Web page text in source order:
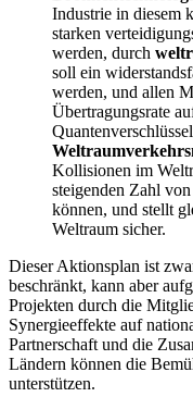
Industrie in diesem
starken
werden, durch
soll ein
werden, und allen
Übertragungsrate
Kollisionen im
steigenden Zahl
können, und stellt
Weltraum sicher.
Dieser Aktionsplan ist
beschränkt, kann aber
Projekten durch die
Synergieeffekte auf
Partnerschaft und die
Ländern können die
unterstützen.